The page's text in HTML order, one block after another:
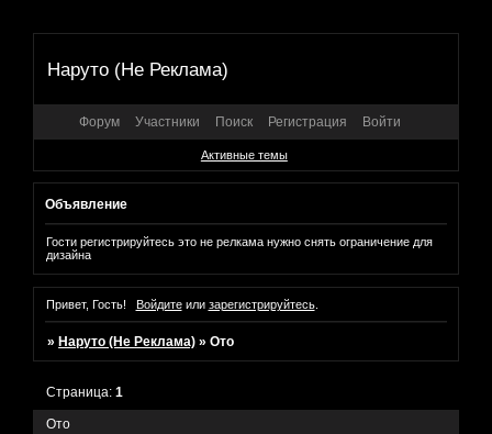
Наруто (Не Реклама)
Форум Участники Поиск Регистрация Войти
Активные темы
Объявление
Гости регистрируйтесь это не релкама нужно снять ограничение для
дизайна
Привет, Гость! Войдитеили зарегистрируйтесь.
» Наруто (Не Реклама) »Ото
Ото
Страница:1